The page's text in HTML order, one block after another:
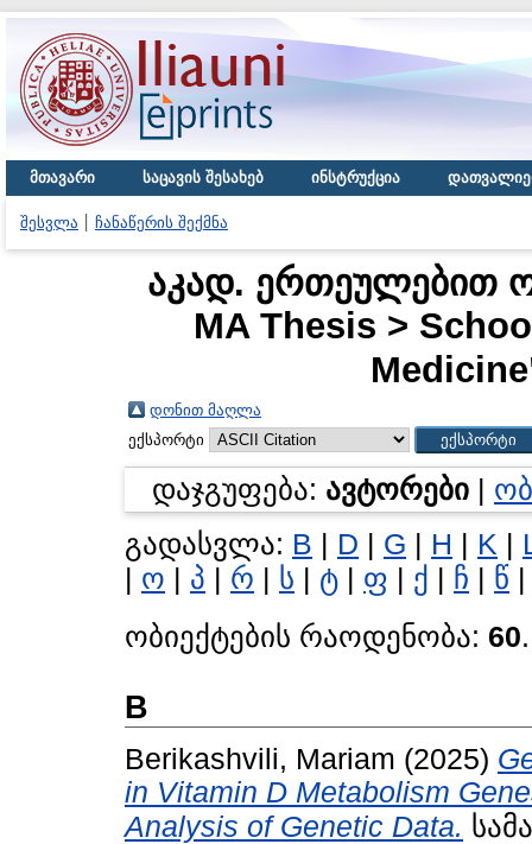
მთავარი საცავის შესახებ ინსტრუქცია
შესვლა ჩანაწერის შექმნა
აკად. ერთეულებით
MA Thesis >
დონით მაღლა
ექსპორტი
დაჯგუფება: ავტორები
გადასვლა: B D G H K
ო პ რ ს ტ ფ ქ ჩ წ
ობიექტების რაოდენობა: 60.
B
Berikashvili, Mariam (2025)
in Vitamin D Metabolism
Analysis of Genetic Data.